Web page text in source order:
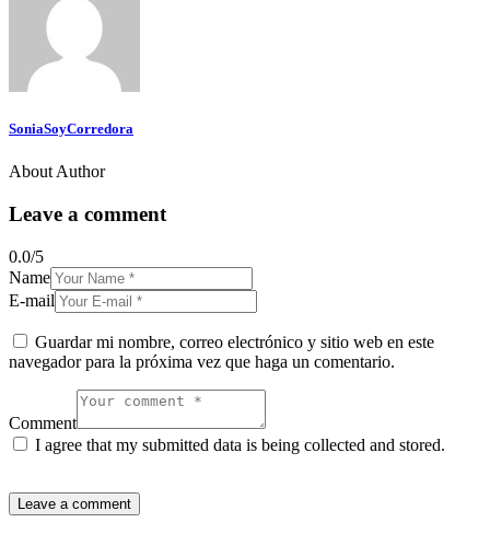
SoniaSoyCorredora
About Author
Leave a comment
0.0/5
Name
E-mail
Guardar mi nombre, correo electrónico y sitio web en este
navegador para la próxima vez que haga un comentario.
Comment
I agree that my submitted data is being collected and stored.